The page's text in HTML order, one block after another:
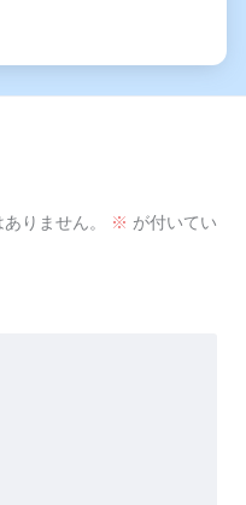
りません。 ※ が付いてい